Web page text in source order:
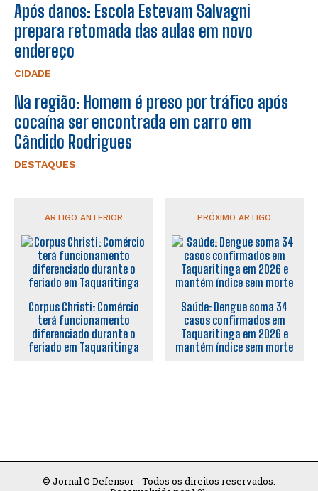
Após danos: Escola Estevam Salvagni
prepara retomada das aulas em novo
endereço
CIDADE
Na região: Homem é preso por tráfico após
cocaína ser encontrada em carro em
Cândido Rodrigues
DESTAQUES
ARTIGO ANTERIOR
Corpus Christi: Comércio
terá funcionamento
diferenciado durante o
feriado em Taquaritinga
PRÓXIMO ARTIGO
Saúde: Dengue soma 34
casos confirmados em
Taquaritinga em 2026 e
mantém índice sem morte
© Jornal O Defensor - Todos os direitos reservados.